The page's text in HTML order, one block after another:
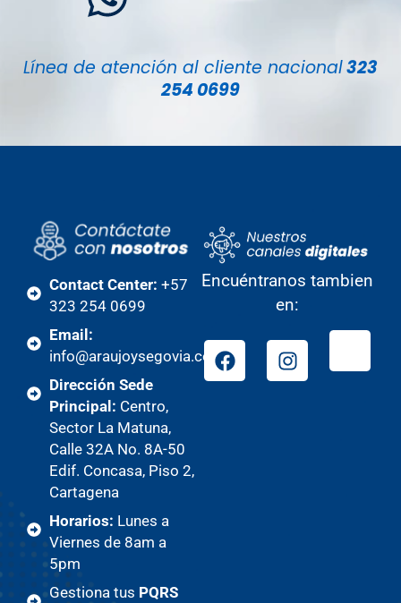
Línea de atención al cliente nacional323
254 0699
Contact Center: +57
323 254 0699
Email:
info@araujoysegovia.com
Dirección Sede
Principal: Centro,
Sector La Matuna,
Calle 32A No. 8A-50
Edif. Concasa, Piso 2,
Cartagena
Horarios: Lunes a
Viernes de 8am a
5pm
Gestiona tus PQRS
Encuéntranos tambien
en: